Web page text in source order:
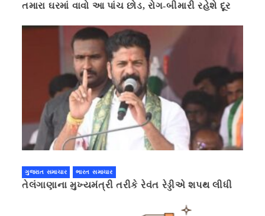
તમારા ઘરમાં વાવો આ પાંચ છોડ, રોગ-બીમારી રહેશે દૂર
ગુજરાત સમાચાર ભારત સમાચાર
તેલંગાણાના મુખ્યમંત્રી તરીકે રેવંત રેડ્ડીએ શપથ લીધી